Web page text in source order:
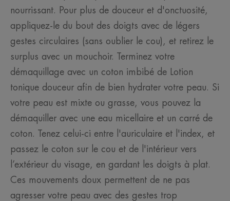
nourrissant. Pour plus de douceur et d'onctuosité,
appliquez-le du bout des doigts avec de légers
gestes circulaires (sans oublier le cou), et retirez le
surplus avec un mouchoir. Terminez votre
démaquillage avec un coton imbibé de Lotion
tonique douceur afin de bien hydrater votre peau. Si
votre peau est mixte ou grasse, vous pouvez la
démaquiller avec une eau micellaire et un carré de
coton. Tenez celui-ci entre l'auriculaire et l'index, et
passez le coton sur le cou et de l'intérieur vers
l’extérieur du visage, en gardant les doigts à plat.
Ces mouvements doux permettent de ne pas
agresser votre peau avec des gestes trop